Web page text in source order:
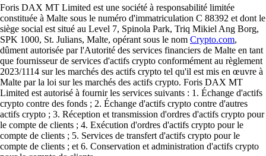
Foris DAX MT Limited est une société à responsabilité limitée
constituée à Malte sous le numéro d'immatriculation C 88392 et dont le
siège social est situé au Level 7, Spinola Park, Triq Mikiel Ang Borg,
SPK 1000, St. Julians, Malte, opérant sous le nom Crypto.com,
dûment autorisée par l'Autorité des services financiers de Malte en tant
que fournisseur de services d'actifs crypto conformément au règlement
2023/1114 sur les marchés des actifs crypto tel qu'il est mis en œuvre à
Malte par la loi sur les marchés des actifs crypto. Foris DAX MT
Limited est autorisé à fournir les services suivants : 1. Échange d'actifs
crypto contre des fonds ; 2. Échange d'actifs crypto contre d'autres
actifs crypto ; 3. Réception et transmission d'ordres d'actifs crypto pour
le compte de clients ; 4. Exécution d'ordres d'actifs crypto pour le
compte de clients ; 5. Services de transfert d'actifs crypto pour le
compte de clients ; et 6. Conservation et administration d'actifs crypto